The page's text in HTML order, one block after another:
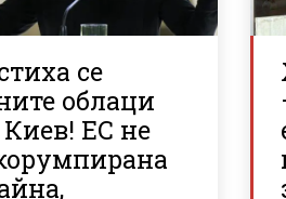
се
облаци
ЕС не